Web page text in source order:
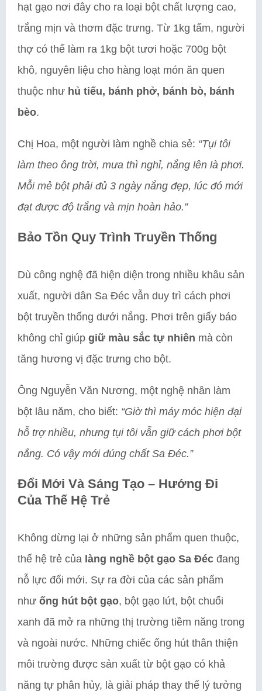
hạt gạo nơi đây cho ra loại bột chất lượng cao,
trắng mịn và thơm đặc trưng. Từ 1kg tấm, người
thợ có thể làm ra 1kg bột tươi hoặc 700g bột
khô, nguyên liệu cho hàng loạt món ăn quen
thuộc như hủ tiếu, bánh phở, bánh bò, bánh
bèo.
Chị Hoa, một người làm nghề chia sẻ: “Tụi tôi
làm theo ông trời, mưa thì nghỉ, nắng lên là phơi.
Mỗi mẻ bột phải đủ 3 ngày nắng đẹp, lúc đó mới
đạt được độ trắng và mịn hoàn hảo.”
Bảo Tồn Quy Trình Truyền Thống
Dù công nghệ đã hiện diện trong nhiều khâu sản
xuất, người dân Sa Đéc vẫn duy trì cách phơi
bột truyền thống dưới nắng. Phơi trên giấy báo
không chỉ giúp giữ màu sắc tự nhiên mà còn
tăng hương vị đặc trưng cho bột.
Ông Nguyễn Văn Nương, một nghệ nhân làm
bột lâu năm, cho biết: “Giờ thì máy móc hiện đại
hỗ trợ nhiều, nhưng tụi tôi vẫn giữ cách phơi bột
nắng. Có vậy mới đúng chất Sa Đéc.”
Đổi Mới Và Sáng Tạo – Hướng Đi
Của Thế Hệ Trẻ
Không dừng lại ở những sản phẩm quen thuộc,
thế hệ trẻ của làng nghề bột gạo Sa Đéc đang
nỗ lực đổi mới. Sự ra đời của các sản phẩm
như ống hút bột gạo, bột gạo lứt, bột chuối
xanh đã mở ra những thị trường tiềm năng trong
và ngoài nước. Những chiếc ống hút thân thiện
môi trường được sản xuất từ bột gạo có khả
năng tự phân hủy, là giải pháp thay thế lý tưởng